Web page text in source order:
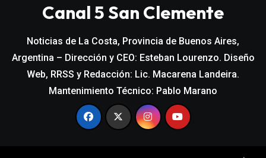
Canal 5 San Clemente
Noticias de La Costa, Provincia de Buenos Aires,
Argentina – Dirección y CEO: Esteban Lourenzo. Diseño
Web, RRSS y Redacción: Lic. Macarena Landeira.
Mantenimiento Técnico: Pablo Marano